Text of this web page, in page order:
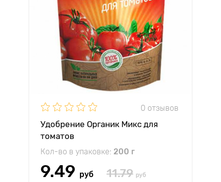
0 отзывов
Удобрение Органик Микс для
томатов
Кол-во в упаковке: 200 г
9.49 руб 11.79 руб